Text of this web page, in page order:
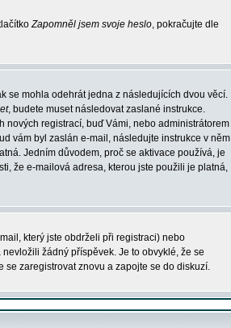
Zapomněl jsem svoje heslo, pokračujte dle
se mohla odehrát jedna z následujících dvou věcí.
, budete muset následovat zaslané instrukce.
nových registrací, buď Vámi, nebo administrátorem
vám byl zaslán e-mail, následujte instrukce v něm
Jedním důvodem, proč se aktivace používá, je
že e-mailová adresa, kterou jste použili je platná,
který jste obdrželi při registraci) nebo
žádný příspěvek. Je to obvyklé, že se
zaregistrovat znovu a zapojte se do diskuzí.